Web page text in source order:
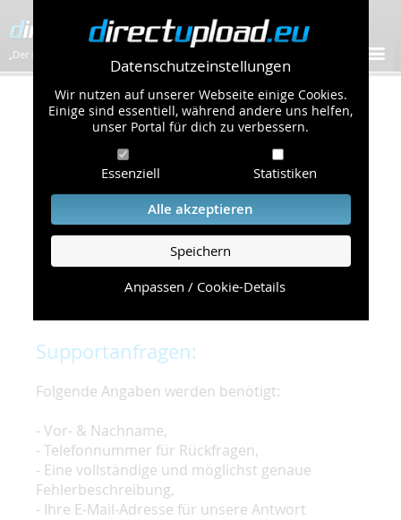
Datenschutzeinstellungen
Wir nutzen auf unserer Webseite einige Cookies.
Einige sind essentiell, während andere uns helfen,
unser Portal für dich zu verbessern.
Essenziell Statistiken
Alle akzeptieren
Speichern
Anpassen / Cookie-Details
„Der schnellste Bilder-Hoster im Web!”
Kontakt & Support
Um eine schnelle und unkomplizierte
Bearbeitung Ihres Problems zu gewährleisten,
bitten wir Sie,
folgende Punkte zu beachten und einzuhalten.
Die schnellste Hilfe finden Sie auf unserer
Seite, die die häufig gestellten Fragen
Supportanfragen:
Folgende Angaben werden benötigt:
- Vor- & Nachname,
- Telefonnummer für Rückfragen,
- Eine vollständige und möglichst genaue
Fehlerbeschreibung,
- Ihre E-Mail-Adresse für unsere Antwort